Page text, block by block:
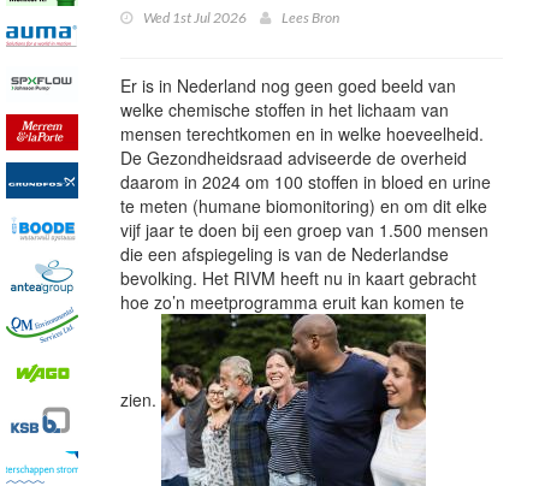
Wed 1st Jul 2026 Lees Bron
Er is in Nederland nog geen goed beeld van
welke chemische stoffen in het lichaam van
mensen terechtkomen en in welke hoeveelheid.
De Gezondheidsraad adviseerde de overheid
daarom in 2024 om 100 stoffen in bloed en urine
te meten (humane biomonitoring) en om dit elke
vijf jaar te doen bij een groep van 1.500 mensen
die een afspiegeling is van de Nederlandse
bevolking. Het RIVM heeft nu in kaart gebracht
hoe zo’n meetprogramma eruit kan komen te
zien.